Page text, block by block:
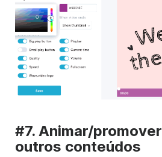
#7. Animar/promover
outros conteúdos